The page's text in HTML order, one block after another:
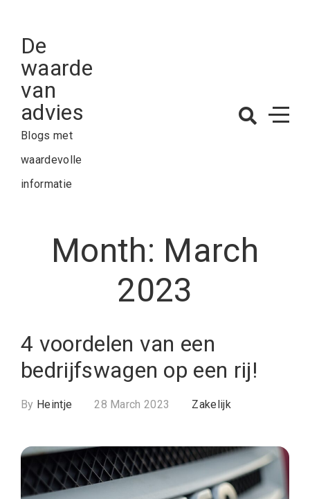
content
De
waarde
van
advies
Blogs met
waardevolle
informatie
Month: March
2023
4 voordelen van een
bedrijfswagen op een rij!
By Heintje 28 March 2023 Zakelijk